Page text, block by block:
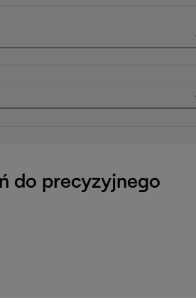
do precyzyjnego